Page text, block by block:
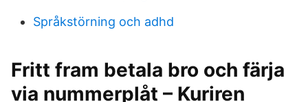
Språkstörning och adhd
Fritt fram betala bro och färja
via nummerplåt – Kuriren